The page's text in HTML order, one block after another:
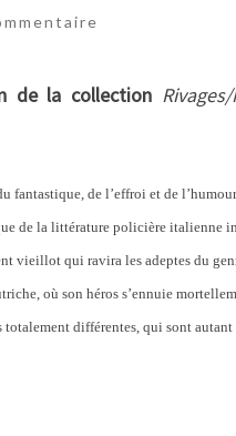
de la collection
fantastique, de l’effroi et de l’humour
de la littérature policière italienne
vieillot qui ravira les adeptes du
où son héros s’ennuie
totalement différentes, qui sont autant